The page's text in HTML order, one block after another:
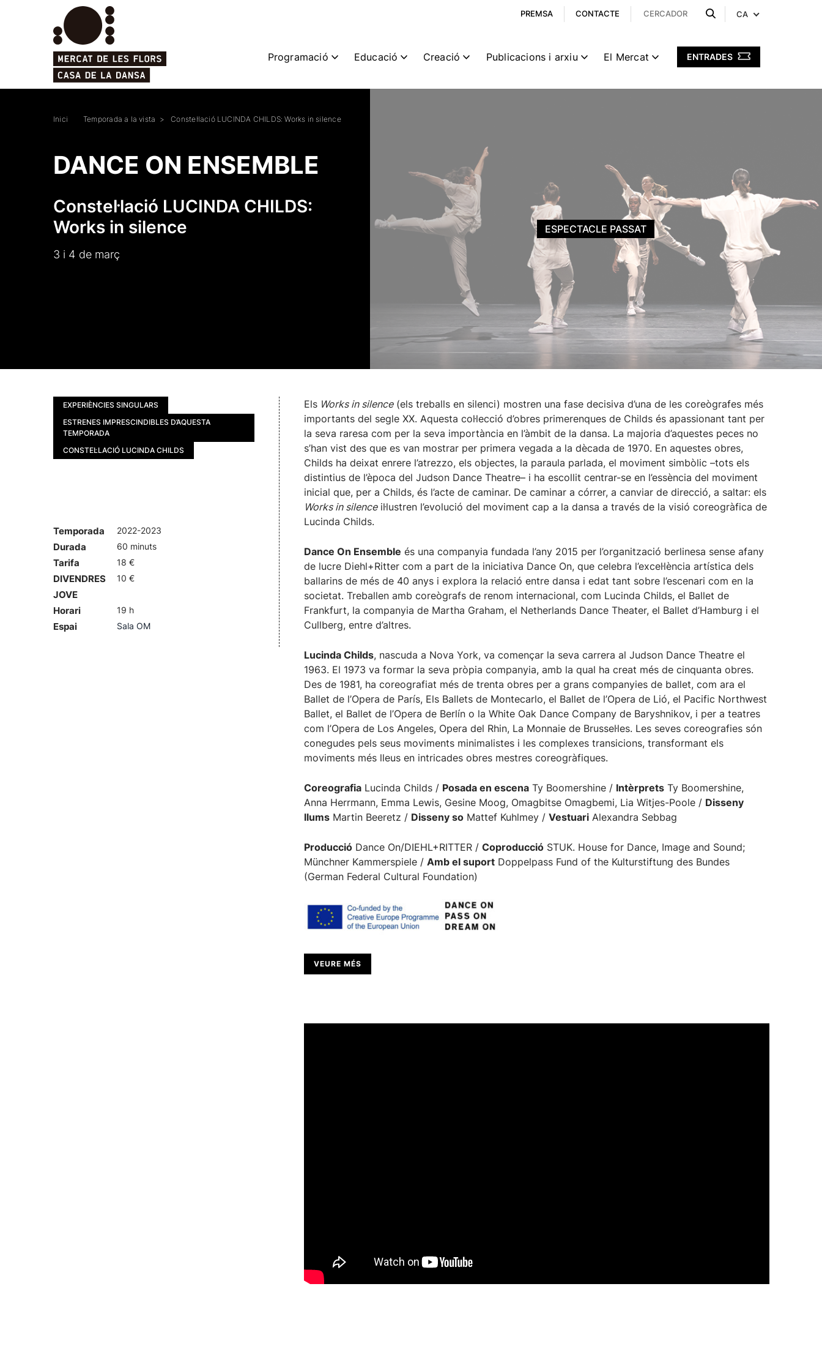
PREMSA CONTACTE CA
ENTRADES
Programació Educació Creació Publicacions i arxiu El Mercat
Inici Temporada a la vista Constel·lació LUCINDA CHILDS: Works in silence
DANCE ON ENSEMBLE
Constel·lació LUCINDA CHILDS:
Works in silence
3 i 4 de març
ESPECTACLE PASSAT
EXPERIÈNCIES SINGULARS
ESTRENES IMPRESCINDIBLES D’AQUESTA
TEMPORADA
CONSTEL·LACIÓ LUCINDA CHILDS
Temporada 2022-2023
Durada 60 minuts
Tarifa 18 €
DIVENDRES
JOVE
10 €
Horari 19 h
Espai Sala OM
ElsWorks in silence(els treballs en silenci) mostren una fase decisiva d’una de les coreògrafes més
importants del segle XX. Aquesta col·lecció d’obres primerenques de Childs és apassionant tant per
la seva raresa com per la seva importància en l’àmbit de la dansa. La majoria d’aquestes peces no
s’han vist des que es van mostrar per primera vegada a la dècada de 1970. En aquestes obres,
Childs ha deixat enrere l’atrezzo, els objectes, la paraula parlada, el moviment simbòlic –tots els
distintius de l’època del Judson Dance Theatre– i ha escollit centrar-se en l’essència del moviment
inicial que, per a Childs, és l’acte de caminar. De caminar a córrer, a canviar de direcció, a saltar: els
Works in silenceil·lustren l’evolució del moviment cap a la dansa a través de la visió coreogràfica de
Lucinda Childs.
Dance On Ensemble és una companyia fundada l’any 2015 per l’organització berlinesa sense afany
de lucre Diehl+Ritter com a part de la iniciativa Dance On, que celebra l’excel·lència artística dels
ballarins de més de 40 anys i explora la relació entre dansa i edat tant sobre l’escenari com en la
societat. Treballen amb coreògrafs de renom internacional, com Lucinda Childs, el Ballet de
Frankfurt, la companyia de Martha Graham, el Netherlands Dance Theater, el Ballet d’Hamburg i el
Cullberg, entre d’altres.
Lucinda Childs, nascuda a Nova York, va començar la seva carrera al Judson Dance Theatre el
1963. El 1973 va formar la seva pròpia companyia, amb la qual ha creat més de cinquanta obres.
Des de 1981, ha coreografiat més de trenta obres per a grans companyies de ballet, com ara el
Ballet de l’Opera de París, Els Ballets de Montecarlo, el Ballet de l’Opera de Lió, el Pacific Northwest
Ballet, el Ballet de l’Opera de Berlín o la White Oak Dance Company de Baryshnikov, i per a teatres
com l’Opera de Los Angeles, Opera del Rhin, La Monnaie de Brussel·les. Les seves coreografies són
conegudes pels seus moviments minimalistes i les complexes transicions, transformant els
moviments més lleus en intricades obres mestres coreogràfiques.
CoreografiaLucinda Childs / Posada en escenaTy Boomershine / IntèrpretsTy Boomershine,
Anna Herrmann, Emma Lewis, Gesine Moog, Omagbitse Omagbemi, Lia Witjes-Poole / Disseny
llumsMartin Beeretz / Disseny soMattef Kuhlmey / VestuariAlexandra Sebbag
ProduccióDance On/DIEHL+RITTER / CoproduccióSTUK. House for Dance, Image and Sound;
Münchner Kammerspiele / Amb el suportDoppelpass Fund of the Kulturstiftung des Bundes
(German Federal Cultural Foundation)
VEURE MÉS